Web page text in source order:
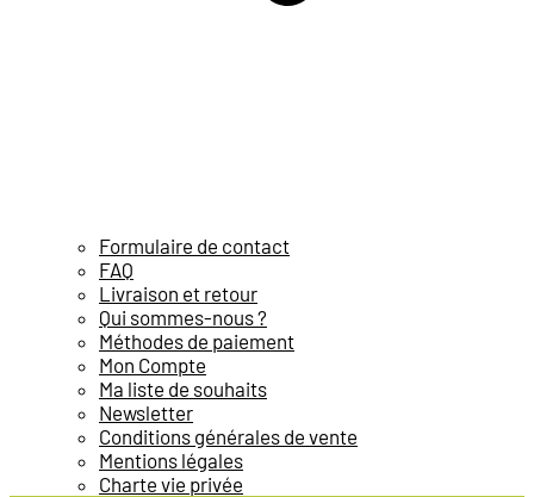
Formulaire de contact
FAQ
Livraison et retour
Qui sommes-nous ?
Méthodes de paiement
Mon Compte
Ma liste de souhaits
Newsletter
Conditions générales de vente
Mentions légales
Charte vie privée